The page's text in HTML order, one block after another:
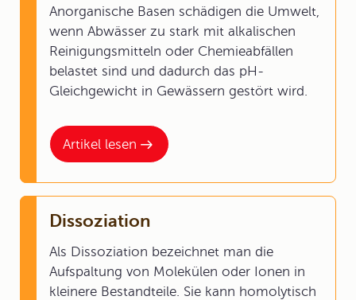
Artikel lesen
Anorganische Basen schädigen die Umwelt,
wenn Abwässer zu stark mit alkalischen
Reinigungsmitteln oder Chemieabfällen
belastet sind und dadurch das pH-
Gleichgewicht in Gewässern gestört wird.
Dissoziation
Als Dissoziation bezeichnet man die
Aufspaltung von Molekülen oder Ionen in
kleinere Bestandteile. Sie kann homolytisch